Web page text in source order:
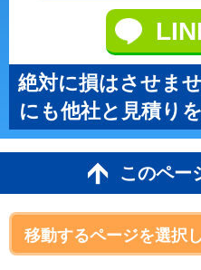
絶対に損はさせま
にも他社と見積り
このペー